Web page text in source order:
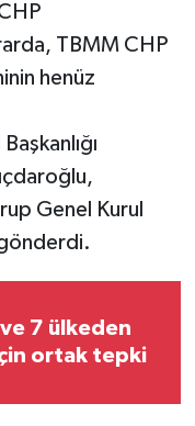
TBMM CHP
henüz
Genel Kurul
7 ülkeden
ortak tepki